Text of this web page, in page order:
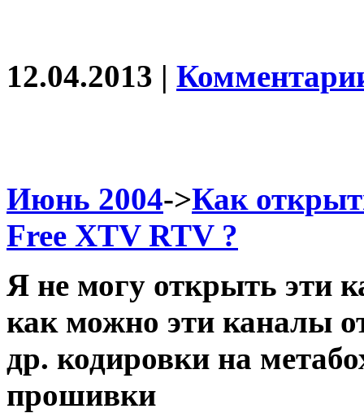
12.04.2013 |
Июнь 2004->Как
Free XTV RTV ?
Я не могу открыть эти
как можно эти каналы
др. кодировки на
прошивки